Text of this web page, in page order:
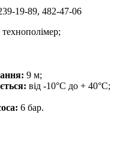
19-89, 482-47-06
технополімер;
9 м;
від -10°C до + 40°C;
6 бар.